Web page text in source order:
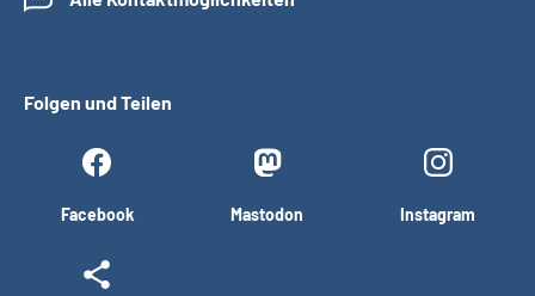
Folgen und Teilen
Facebook Mastodon Instagram